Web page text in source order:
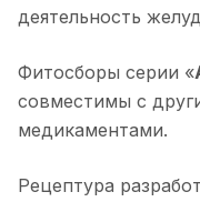
деятельность
Фитосборы серии «
совместимы с
медикаментами.
Рецептура